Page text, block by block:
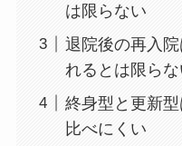
は限らない
退院後の再入
れるとは限らな
終身型と更新
比べにくい